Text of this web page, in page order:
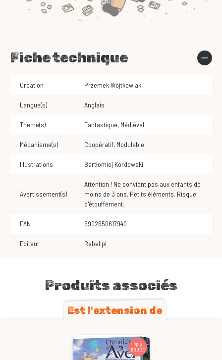
Fiche technique
Création Przemek Wojtkowiak
Langue(s) Anglais
Thème(s) Fantastique, Médiéval
Mécanisme(s) Coopératif, Modulable
Illustrations Bartłomiej Kordowski
Avertissement(s)
Attention ! Ne convient pas aux enfants de
moins de 3 ans. Petits éléments. Risque
d'étouffement.
EAN 5902650617940
Editeur Rebel.pl
Produits associés
Est l'extension de
PRIX
ROUGE